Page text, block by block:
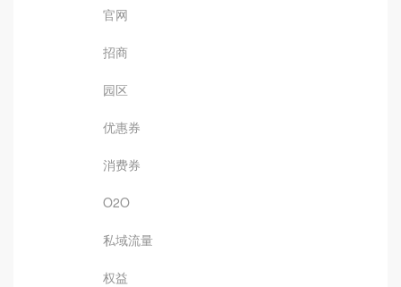
官网
招商
园区
优惠券
消费券
O2O
私域流量
权益